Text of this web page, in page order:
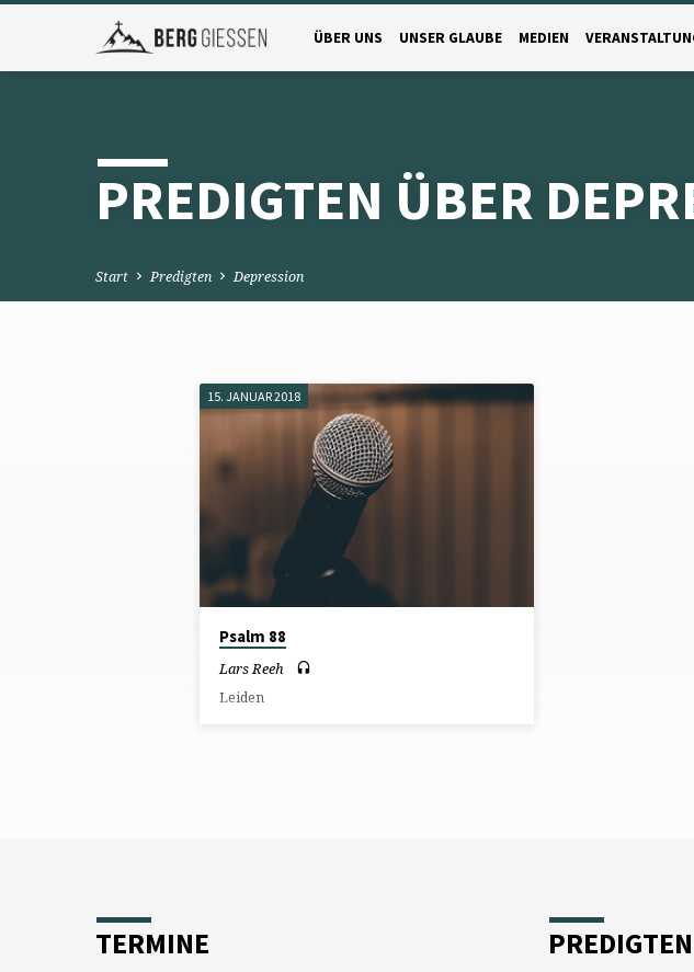
ÜBER UNS UNSER GLAUBE MEDIEN
PREDIGTEN ÜBER
Start Predigten Depression
PREDIGTEN
ÜBER
DEPRESSION
15. JANUAR 2018
Psalm 88
Lars Reeh
Leiden
TERMINE PREDIGTEN